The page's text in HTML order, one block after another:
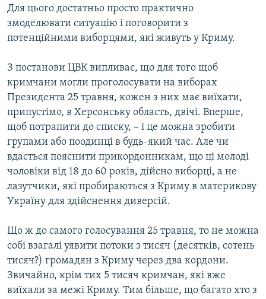
Для цього достатньо просто практично
змоделювати ситуацію і поговорити з
потенційними виборцями, які живуть у Криму.
З постанови ЦВК випливає, що для того щоб
кримчани могли проголосувати на виборах
Президента 25 травня, кожен з них має виїхати,
припустімо, в Херсонську область, двічі. Вперше,
щоб потрапити до списку, – і це можна зробити
групами або поодинці в будь-який час. Але чи
вдасться пояснити прикордонникам, що ці молоді
чоловіки від 18 до 60 років, дійсно виборці, а не
лазутчики, які пробираються з Криму в материкову
Україну для здійснення диверсій.
Що ж до самого голосування 25 травня, то не можна
собі взагалі уявити потоки з тисяч (десятків, сотень
тисяч?) громадян з Криму через два кордони.
Звичайно, крім тих 5 тисяч кримчан, які вже
виїхали за межі Криму. Тим більше, що багато хто з